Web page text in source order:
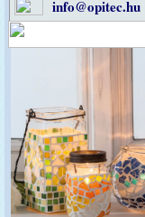
info@opitec.hu